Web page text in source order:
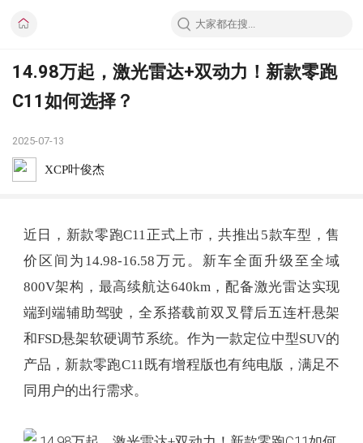
14.98万起，激光雷达+双动力！新款零跑
C11如何选择？
2025-07-13
XCP叶俊杰
近日，新款零跑C11正式上市，共推出5款车型，售
价区间为14.98-16.58万元。新车全面升级至全域
800V架构，最高续航达640km，配备激光雷达实现
端到端辅助驾驶，全系搭载前双叉臂后五连杆悬架
和FSD悬架软硬调节系统。作为一款定位中型SUV的
产品，新款零跑C11既有增程版也有纯电版，满足不
同用户的出行需求。